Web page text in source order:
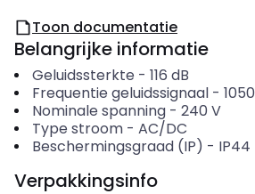
Toon documentatie
Belangrijke informatie
Geluidssterkte - 116 dB
Frequentie geluidssignaal- 1050
Nominale spanning- 240 V
Type stroom- AC/DC
Beschermingsgraad (IP) - IP44
Verpakkingsinfo